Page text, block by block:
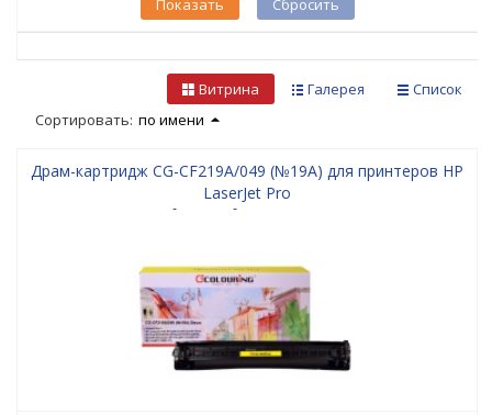
Показать Сбросить
Список
Галерея
Витрина
Сортировать: по имени
Драм-картридж CG-CF219A/049 (№19A) для принтеров HP
LaserJet Pro
M132/M132a/M132fn/M132fw/M132nw/M104/M104a/